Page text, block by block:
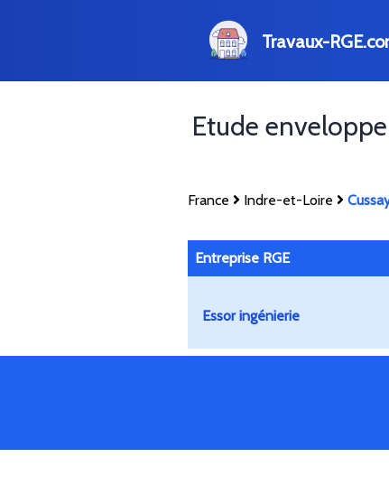
Travaux-
Etude
France Indre-et-Loire
Entreprise RGE
Essor ingénierie